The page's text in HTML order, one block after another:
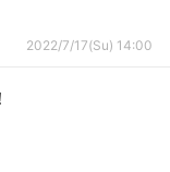
2022/7/17(Su) 14:00